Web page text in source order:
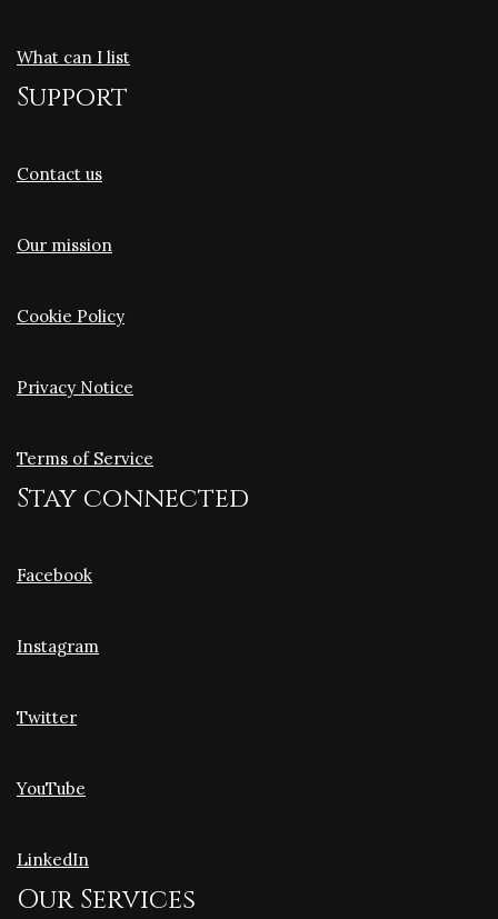
What can I list
Support
Contact us
Our mission
Cookie Policy
Privacy Notice
Terms of Service
Stay connected
Facebook
Instagram
Twitter
YouTube
LinkedIn
Our Services